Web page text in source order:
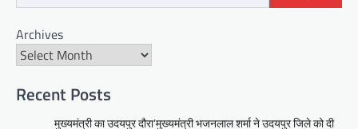
Archives
Recent Posts
मुख्यमंत्री का उदयपुर दौरा’मुख्यमंत्री भजनलाल शर्मा ने उदयपुर जिले को दी
का किया निरीक्षणसेवा शिविरों के माध्यम से
अंतिम व्यक्ति तक पहुंच रही